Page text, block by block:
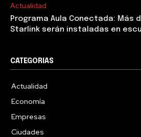
Actualidad
Programa Aula Conectada: Más
Starlink serán instaladas en
CATEGORIAS
Actualidad
Economía
Empresas
Ciudades